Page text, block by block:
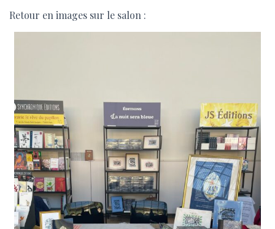
Retour en images sur le salon :